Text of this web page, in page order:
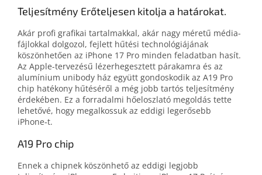
Teljesítmény Erőteljesen kitolja a határokat.
Akár profi grafikai tartalmak­kal, akár nagy méretű média­
fájlokkal dolgozol, fejlett hűtési technoló­giá­já­nak
köszönhetően az iPhone 17 Pro minden feladat­ban hasít.
Az Apple-tervezésű lézer­hegesztett pára­kamra és az
alumínium unibody ház együtt gondos­ko­dik az A19 Pro
chip haté­kony hűtéséről a még jobb tartós teljesítmény
érdekében. Ez a forradalmi hő­eloszlató megoldás tette
lehetővé, hogy meg­alkossuk az eddigi legerősebb
iPhone‑t.
A19 Pro chip
Ennek a chipnek köszönhető az eddigi legjobb